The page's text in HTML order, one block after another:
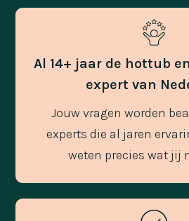
Al 14+ jaar de hottub
expert van
Jouw vragen worden
experts die al jaren
weten precies wat jij